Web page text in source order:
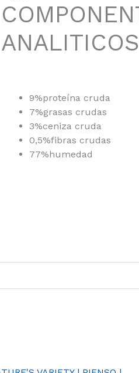
ANALITICOS
9%proteína cruda
7%grasas crudas
3%ceniza cruda
0,5%fibras crudas
77%humedad
Rango